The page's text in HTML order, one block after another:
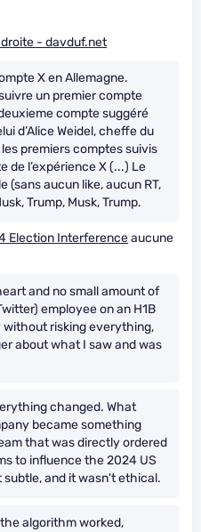
- davduf.net
X en Allemagne.
un premier compte
compte suggéré
d’Alice Weidel, cheffe du
les premiers comptes suivis
de l’expérience X (...) Le
(sans aucun like, aucun RT,
Trump, Musk, Trump.
Election Interferenceaucune
and no small amount of
employee on an H1B
risking everything,
about what I saw and was
changed. What
became something
that was directly ordered
to influence the 2024 US
and it wasn't ethical.
algorithm worked,